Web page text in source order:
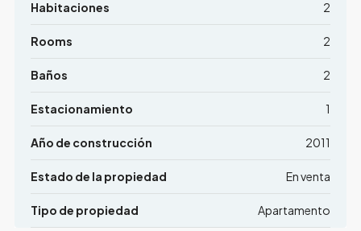
Habitaciones 2
Rooms 2
Baños 2
Estacionamiento 1
Año de construcción 2011
Estado de la propiedad En venta
Tipo de propiedad Apartamento